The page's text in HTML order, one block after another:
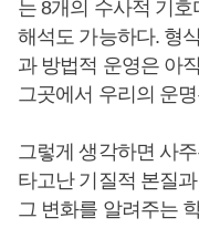
는 8개의 수사적 기
해석도 가능하다. 형
과 방법적 운영은 아
그곳에서 우리의 운
그렇게 생각하면 사
타고난 기질적 본질
그 변화를 알려주는